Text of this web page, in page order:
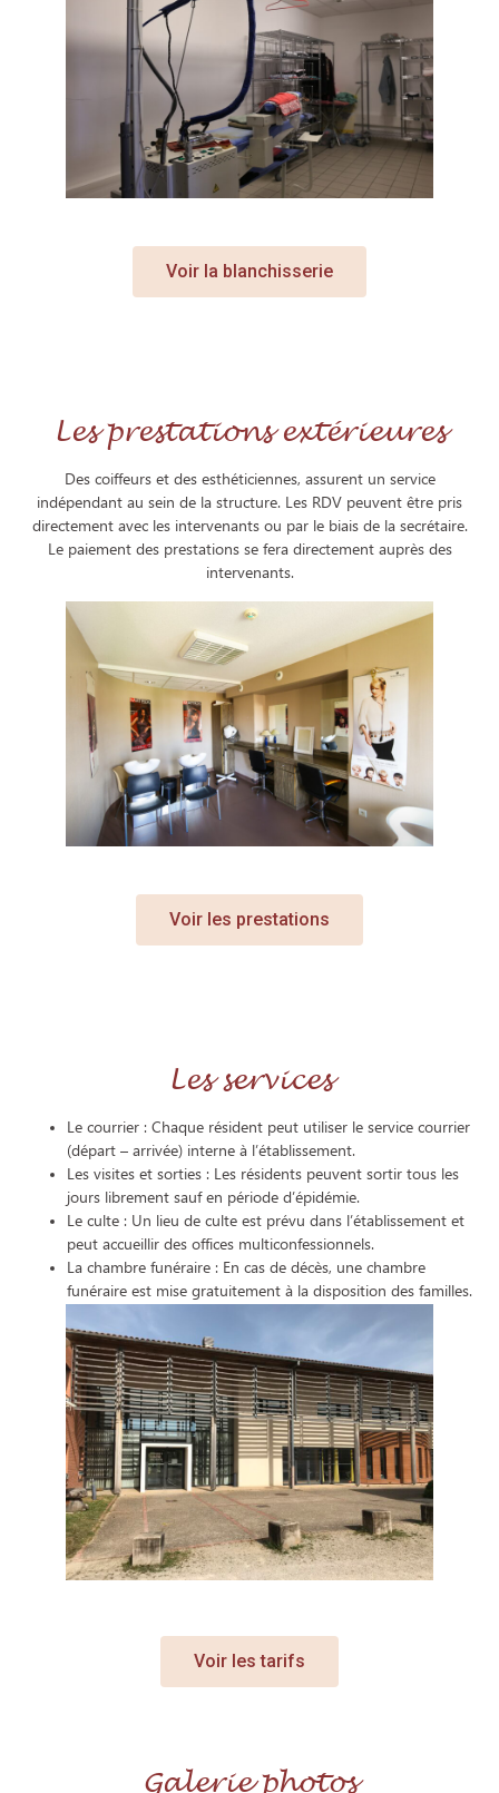
Voir la blanchisserie
Les prestations extérieures
Des coiffeurs et des esthéticiennes, assurent un service
indépendant au sein de la structure. Les RDV peuvent être pris
directement avec les intervenants ou par le biais de la secrétaire.
Le paiement des prestations se fera directement auprès des
intervenants.
Voir les prestations
Les services
Le courrier : Chaque résident peut utiliser le service courrier
(départ – arrivée) interne à l’établissement.
Les visites et sorties : Les résidents peuvent sortir tous les
jours librement sauf en période d’épidémie.
Le culte : Un lieu de culte est prévu dans l’établissement et
peut accueillir des offices multiconfessionnels.
La chambre funéraire : En cas de décès, une chambre
funéraire est mise gratuitement à la disposition des familles.
Voir les tarifs
Galerie photos